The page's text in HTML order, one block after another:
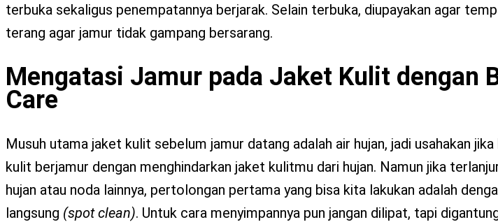
terbuka sekaligus penempatannya berjarak. Selain terbuka, diupayakan agar
terang agar jamur tidak gampang bersarang.
Mengatasi Jamur pada Jaket Kulit dengan
Care
Musuh utama jaket kulit sebelum jamur datang adalah air hujan, jadi usahakan
kulit berjamur dengan menghindarkan jaket kulitmu dari hujan. Namun jika
hujan atau noda lainnya, pertolongan pertama yang bisa kita lakukan adalah
langsung (spot clean). Untuk cara menyimpannya pun jangan dilipat, tapi